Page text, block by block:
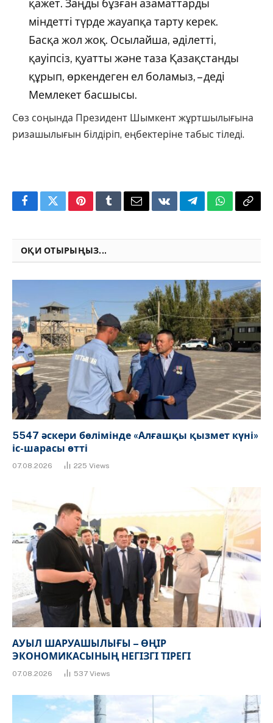
қажет. Заңды бұзған азаматтарды
міндетті түрде жауапқа тарту керек.
Басқа жол жоқ. Осылайша, әділетті,
қауіпсіз, қуатты және таза Қазақстанды
құрып, өркендеген ел боламыз, – деді
Мемлекет басшысы.
Сөз соңында Президент Шымкент жұртшылығына
ризашылығын білдіріп, еңбектеріне табыс тіледі.
FacebookTwitterPinterestTumblrEmailVKontakteTelegramWhatsApp
Copy
ОҚИ ОТЫРЫҢЫЗ...
5547 әскери бөлімінде «Алғашқы қызмет күні»
іс-шарасы өтті
07.08.2026 225 Views
АУЫЛ ШАРУАШЫЛЫҒЫ – ӨҢІР
ЭКОНОМИКАСЫНЫҢ НЕГІЗГІ ТІРЕГІ
07.08.2026 537 Views